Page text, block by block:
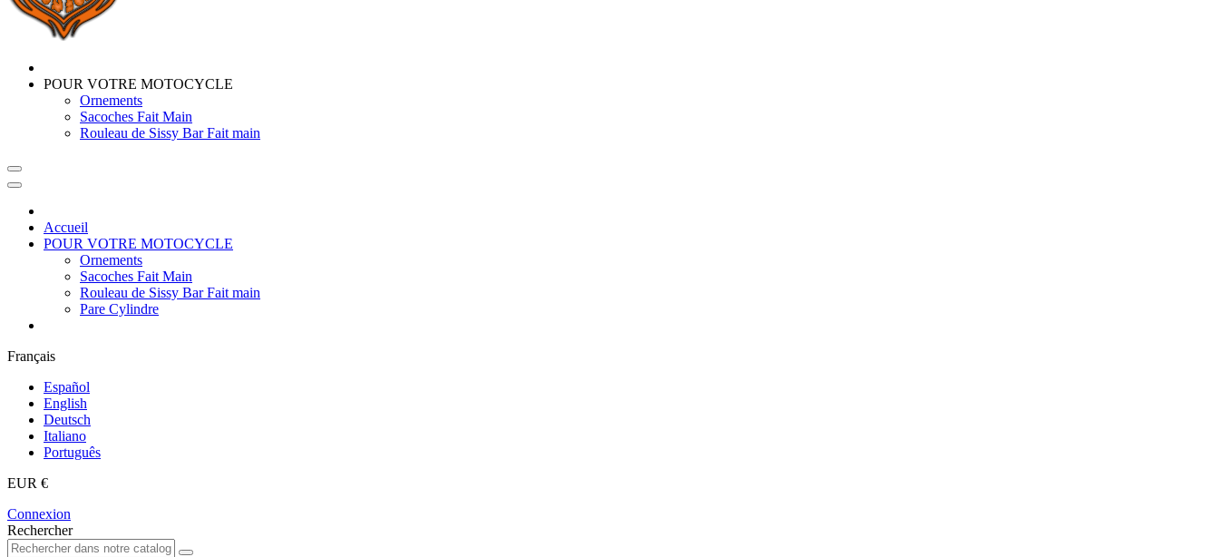
POUR VOTRE MOTOCYCLE
Ornements
Sacoches Fait Main
Rouleau de Sissy Bar Fait main
Accueil
POUR VOTRE MOTOCYCLE
Ornements
Sacoches Fait Main
Rouleau de Sissy Bar Fait main
Pare Cylindre
Français
Español
English
Deutsch
Italiano
Português
EUR €
Connexion
Rechercher